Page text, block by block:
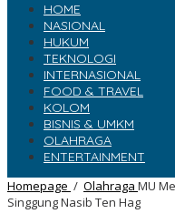
HOME
NASIONAL
HUKUM
TEKNOLOGI
INTERNASIONAL
FOOD & TRAVEL
KOLOM
BISNIS & UMKM
OLAHRAGA
ENTERTAINMENT
Homepage / Olahraga MU
Singgung Nasib Ten Hag